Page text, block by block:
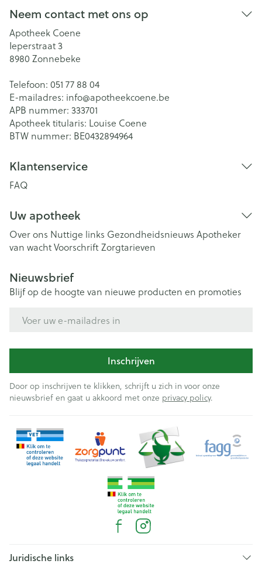
Neem contact met ons op
Apotheek Coene
Ieperstraat 3
8980 Zonnebeke
Telefoon: 051 77 88 04
E-mailadres: info@apotheekcoene.be
APB nummer: 333701
Apotheek titularis: Louise Coene
BTW nummer: BE0432894964
Klantenservice
FAQ
Uw apotheek
Over ons Nuttige links Gezondheidsnieuws Apotheker
van wachtVoorschriftZorgtarieven
Nieuwsbrief
Blijf op de hoogte van nieuwe producten en promoties
Inschrijven
Door op inschrijven te klikken, schrijft u zich in voor onze
nieuwsbrief en gaat u akkoord met onze privacy policy.
Juridische links